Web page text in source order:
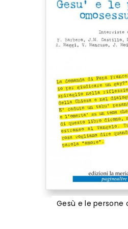
Gesù e le persone